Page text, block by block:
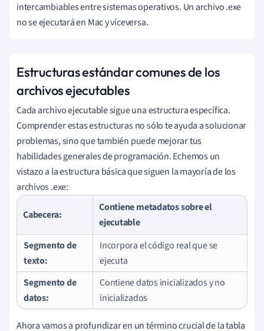
intercambiables entre sistemas operativos. Un archivo .exe
no se ejecutará en Mac y viceversa.
Estructuras estándar comunes de los
archivos ejecutables
Cada archivo ejecutable sigue una estructura específica.
Comprender estas estructuras no sólo te ayuda a solucionar
problemas, sino que también puede mejorar tus
habilidades generales de programación. Echemos un
vistazo a la estructura básica que siguen la mayoría de los
archivos .exe:
Cabecera:
Contiene metadatos sobre el
ejecutable
Segmento de
texto:
Incorpora el código real que se
ejecuta
Segmento de
datos:
Contiene datos inicializados y no
inicializados
Ahora vamos a profundizar en un término crucial de la tabla